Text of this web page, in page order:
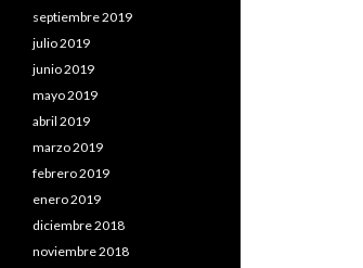
septiembre 2019
julio 2019
junio 2019
mayo 2019
abril 2019
marzo 2019
febrero 2019
enero 2019
diciembre 2018
noviembre 2018